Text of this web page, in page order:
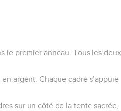
le premier anneau. Tous les deux
argent. Chaque cadre s’appuie
sur un côté de la tente sacrée,